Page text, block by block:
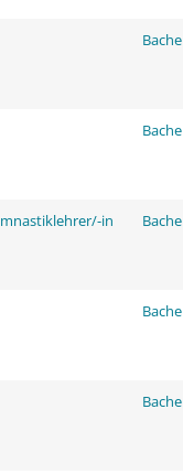
in